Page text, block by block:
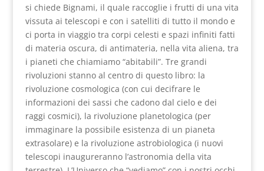
si chiede Bignami, il quale raccoglie i frutti di una vita
vissuta ai telescopi e con i satelliti di tutto il mondo e
ci porta in viaggio tra corpi celesti e spazi infiniti fatti
di materia oscura, di antimateria, nella vita aliena, tra
i pianeti che chiamiamo “abitabili”. Tre grandi
rivoluzioni stanno al centro di questo libro: la
rivoluzione cosmologica (con cui decifrare le
informazioni dei sassi che cadono dal cielo e dei
raggi cosmici), la rivoluzione planetologica (per
immaginare la possibile esistenza di un pianeta
extrasolare) e la rivoluzione astrobiologica (i nuovi
telescopi inaugureranno l’astronomia della vita